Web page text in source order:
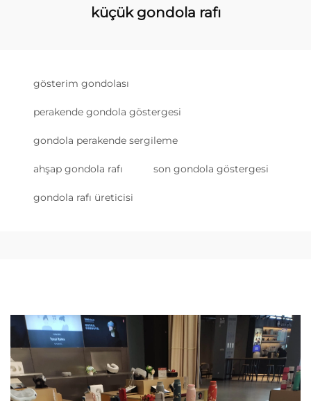
küçük gondola rafı
gösterim gondolası
perakende gondola göstergesi
gondola perakende sergileme
ahşap gondola rafı son gondola göstergesi
gondola rafı üreticisi